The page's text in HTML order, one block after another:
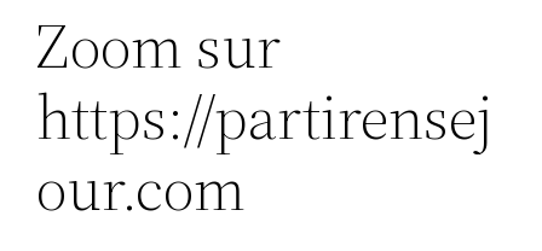
Zoom sur
https://partirensej
our.com